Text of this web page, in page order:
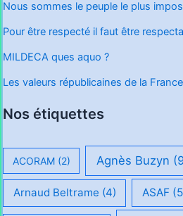
Nous sommes le peuple le plus
Pour être respecté il faut être
MILDECA ques aquo ?
Les valeurs républicaines de la France
Nos étiquettes
ACORAM(2) Agnès Buzyn
Arnaud Beltrame (4) ASAF